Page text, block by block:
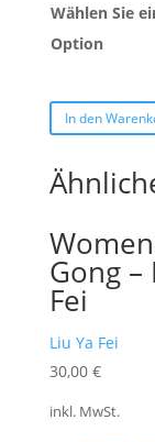
Wählen Sie
Option
In den
Gong –
Fei
Liu Ya Fei
30,00 €
inkl. MwSt.